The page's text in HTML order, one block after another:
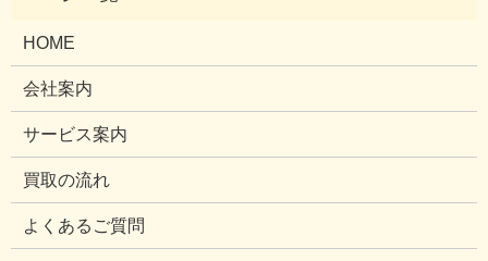
HOME
会社案内
サービス案内
買取の流れ
よくあるご質問